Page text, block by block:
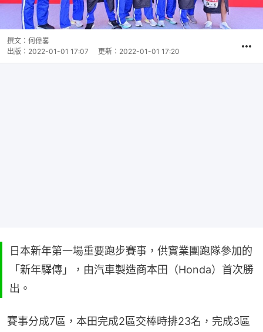
撰文： 何偉畧
出版： 2022-01-01 17:07 更新： 2022-01-01 17:20
日本新年第一場重要跑步賽事，供實業團跑隊參加的
「新年驛傳」，由汽車製造商本田（Honda）首次勝
出。
賽事分成7區，本田完成2區交棒時排23名，完成3區